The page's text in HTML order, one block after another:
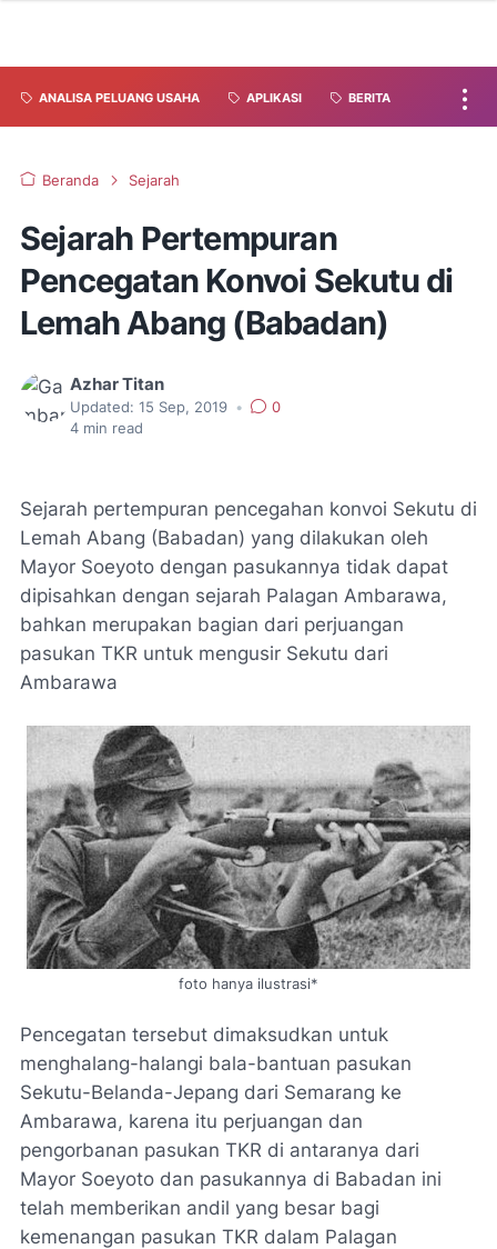
ANALISA PELUANG USAHA APLIKASI BERITA
Beranda Sejarah
Sejarah Pertempuran
Pencegatan Konvoi Sekutu di
Lemah Abang (Babadan)
Azhar Titan
Updated: 15 Sep, 2019 •
0
4 min read
Sejarah pertempuran pencegahan konvoi Sekutu di
Lemah Abang (Babadan) yang dilakukan oleh
Mayor Soeyoto dengan pasukannya tidak dapat
dipisahkan dengan sejarah Palagan Ambarawa,
bahkan merupakan bagian dari perjuangan
pasukan TKR untuk mengusir Sekutu dari
Ambarawa
foto hanya ilustrasi*
Pencegatan tersebut dimaksudkan untuk
menghalang-halangi bala-bantuan pasukan
Sekutu-Belanda-Jepang dari Semarang ke
Ambarawa, karena itu perjuangan dan
pengorbanan pasukan TKR di antaranya dari
Mayor Soeyoto dan pasukannya di Babadan ini
telah memberikan andil yang besar bagi
kemenangan pasukan TKR dalam Palagan